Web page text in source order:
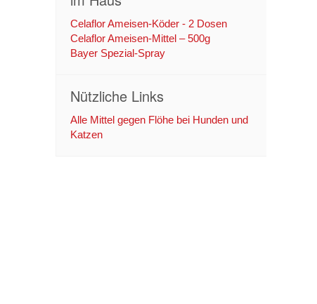
Celaflor Ameisen-Köder - 2 Dosen
Celaflor Ameisen-Mittel – 500g
Bayer Spezial-Spray
Nützliche Links
Alle Mittel gegen Flöhe bei Hunden und
Katzen